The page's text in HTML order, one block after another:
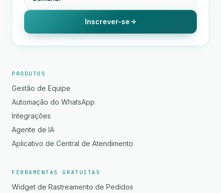
Inscrever-se
PRODUTOS
Gestão de Equipe
Automação do WhatsApp
Integrações
Agente de IA
Aplicativo de Central de Atendimento
FERRAMENTAS GRATUITAS
Widget de Rastreamento de Pedidos